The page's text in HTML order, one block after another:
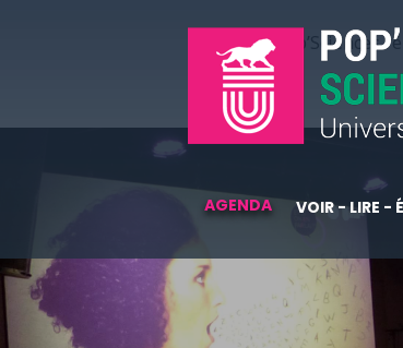
Pop’Sciences
AGENDA VOIR - LIRE -